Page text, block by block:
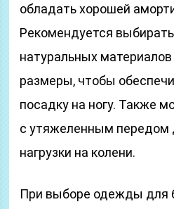
обладать хорошей
Рекомендуется
натуральных
размеры, чтобы
посадку на ногу. Также
с утяжеленным передом
нагрузки на колени.
При выборе одежды для